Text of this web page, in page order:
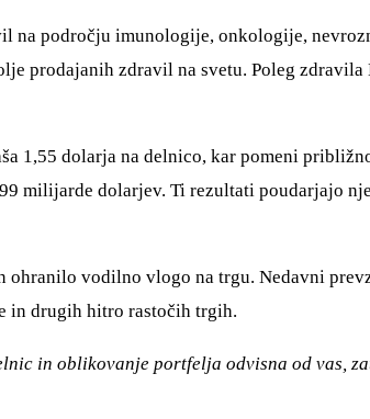
na področju imunologije, onkologije,
prodajanih zdravil na svetu. Poleg
1,55 dolarja na delnico, kar pomeni
dolarjev. Ti rezultati poudarjajo
vodilno vlogo na trgu. Nedavni
in drugih hitro rastočih trgih.
in oblikovanje portfelja odvisna od vas,